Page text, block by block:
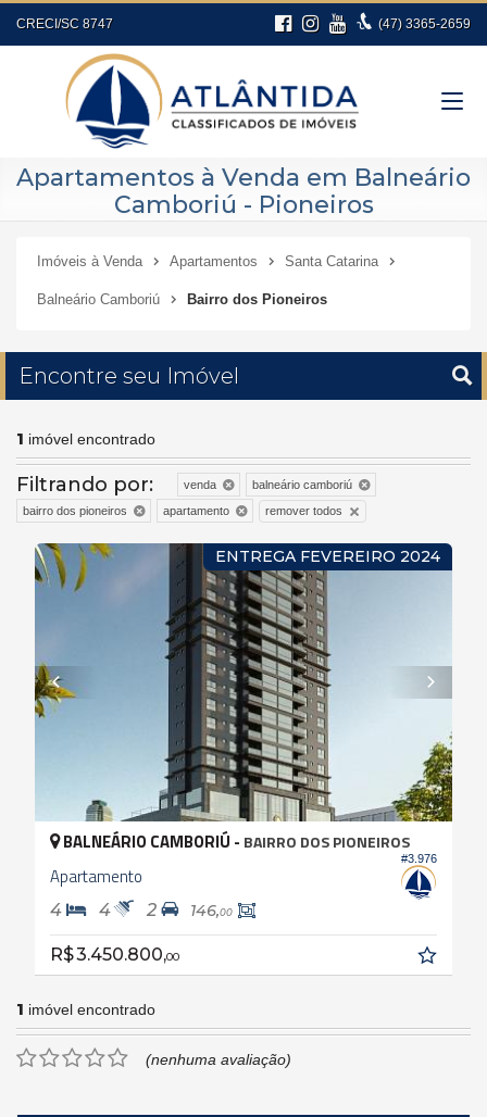
CRECI/SC 8747 (47) 3365-2659
Apartamentos à Venda em Balneário
Camboriú - Pioneiros
Imóveis à Venda Apartamentos Santa Catarina
Balneário Camboriú Bairro dos Pioneiros
Encontre seu Imóvel
1 imóvel encontrado
Filtrando por: venda
balneário camboriú
bairro dos pioneiros
apartamento remover todos
ENTREGA FEVEREIRO 2024
#3.976
BALNEÁRIO CAMBORIÚ - BAIRRO DOS PIONEIROS
Apartamento
4 4 2 146,00
R$ 3.450.800,00
1 imóvel encontrado
(nenhuma avaliação)